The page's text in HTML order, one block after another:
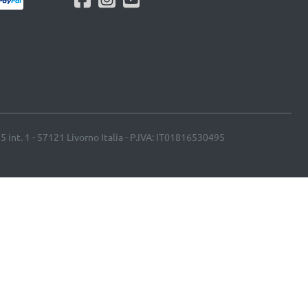
1 - 57121 Livorno Italia - P.IVA: IT01816530495